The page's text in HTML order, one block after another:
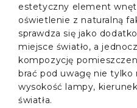
estetyczny element
oświetlenie z naturalną
sprawdza się jako
miejsce światło, a
kompozycję
brać pod uwagę nie tylko
wysokość lampy,
światła.